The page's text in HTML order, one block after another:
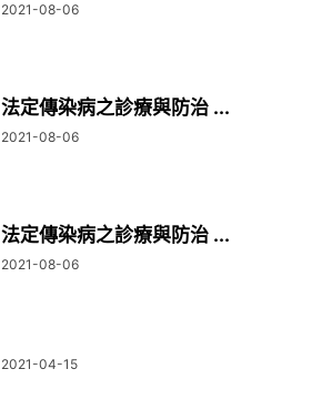
2021-08-06
法定傳染病之診療與防治 ...
2021-08-06
法定傳染病之診療與防治 ...
2021-08-06
2021-04-15